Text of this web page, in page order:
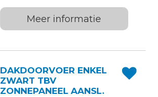
Meer informatie
DAKDOORVOER ENKEL
ZWART TBV
ZONNEPANEEL AANSL.